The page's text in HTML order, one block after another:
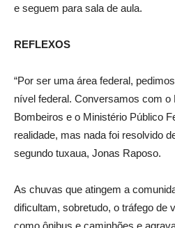
e seguem para sala de aula.
REFLEXOS
“Por ser uma área federal,
nível federal. Conversamos com o
Bombeiros e o Ministério Público
realidade, mas nada foi resolvido
segundo tuxaua, Jonas Raposo.
As chuvas que atingem a
dificultam, sobretudo, o tráfego de
como ônibus e caminhões e